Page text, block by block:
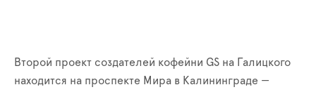
Второй проект создателей кофейни GS на Галицкого
находится на проспекте Мира в Калининграде —